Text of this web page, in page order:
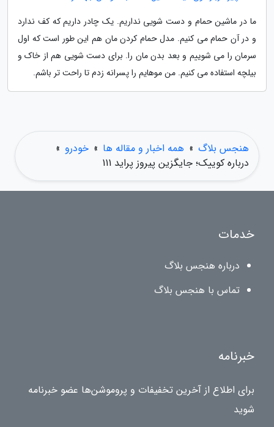
ما در ماشین حمام و دست شویی نداریم. یک چادر داریم که کف ندارد
و در آن حمام می کنیم. مدل حمام کردن مان هم این طور است که اول
سرمان را می شوییم و بعد بدن مان را. برای دست شویی هم از خاک و
بیلچه استفاده می کنیم. من موهایم را پسرانه زدم تا راحت تر باشم.
هنجس بلاگ » همه اخبار و مقاله ها » خودرو »
درباره کوییک؛ جایگزین پیروز پراید 111
خدمات
درباره هنجس بلاگ
تماس با هنجس بلاگ
خبرنامه
برای اطلاع از آخرین تخفیفات و پروموشن‌ها عضو خبرنامه
شوید